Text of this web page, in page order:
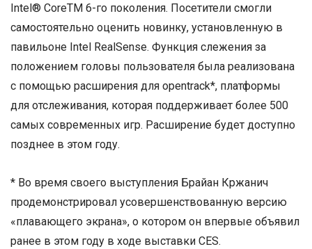
Intel® CoreTM 6-го поколения. Посетители смогли
самостоятельно оценить новинку, установленную в
павильоне Intel RealSense. Функция слежения за
положением головы пользователя была реализована
с помощью расширения для opentrack*, платформы
для отслеживания, которая поддерживает более 500
самых современных игр. Расширение будет доступно
позднее в этом году.
* Во время своего выступления Брайан Кржанич
продемонстрировал усовершенствованную версию
«плавающего экрана», о котором он впервые объявил
ранее в этом году в ходе выставки CES.